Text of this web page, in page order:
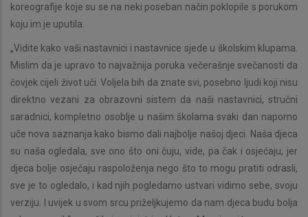
koreografije koje su se na neki poseban način poklopile s porukom
koju im je uputila.
„Vidite kako vaši nastavnici i nastavnice sjede u školskim klupama.
Mislim da je upravo to najvažnija poruka večerašnje svečanosti da
čovjek cijeli život uči. Voljela bih da znate svi, posebno ljudi koji nisu
direktno vezani za obrazovni sistem da naši nastavnici, stručni
saradnici, kompletno osoblje u našim školama svaki dan naporno
uče nova saznanja kako bismo dali najbolje našoj djeci. Naša djeca
su naša ogledala, sve ono što oni čuju, vide, pa čak i osjećaju, jer
djeca bolje osjećaju raspoloženja nego što to mogu pratiti odrasli,
sve je to ogledalo, i kad njih pogledamo ustvari vidimo sebe, svoju
verziju. I uvijek u svom srcu priželjkujemo da nam djeca budu bolja